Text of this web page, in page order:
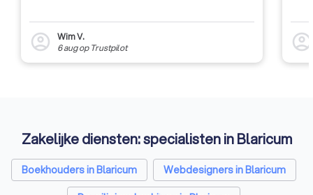
account_circle
Wim V.
6 augop Trustpilot account_circle
Zakelijke diensten: specialisten in Blaricum
Boekhouders in Blaricum
Webdesigners in Blaricum